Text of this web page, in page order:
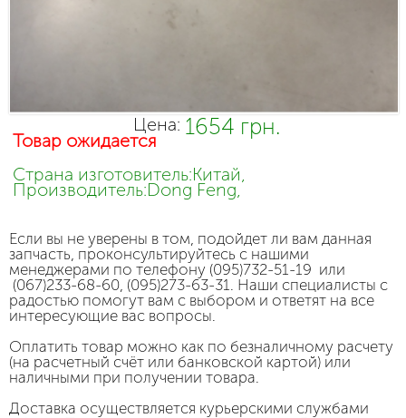
Цена: 1654 грн.
Товар ожидается
Страна изготовитель:Китай,
Производитель:Dong Feng,
Если вы не уверены в том, подойдет ли вам данная
запчасть, проконсультируйтесь с нашими
менеджерами по телефону (095)732-51-19 или
(067)233-68-60, (095)273-63-31. Наши специалисты с
радостью помогут вам с выбором и ответят на все
интересующие вас вопросы.
Оплатить товар можно как по безналичному расчету
(на расчетный счёт или банковской картой) или
наличными при получении товара.
Доставка осуществляется курьерскими службами